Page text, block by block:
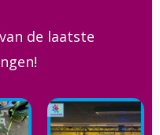
de laatste